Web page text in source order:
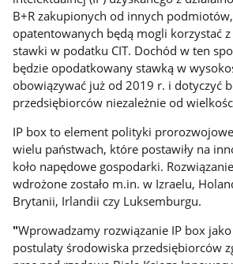
B+R zakupionych od innych
opatentowanych będą mogli korzystać
stawki w podatku CIT. Dochód w ten
będzie opodatkowany stawką w
obowiązywać już od 2019 r. i dotyczyć
przedsiębiorców niezależnie od
IP box to element polityki
wielu państwach, które postawiły na
koło napędowe gospodarki.
wdrożone zostało m.in. w Izraelu,
Brytanii, Irlandii czy Luksemburgu.
"Wprowadzamy rozwiązanie IP box
postulaty środowiska przedsiębiorców